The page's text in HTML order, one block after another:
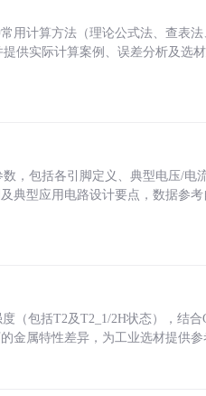
用计算方法（理论公式法、查表
供实际计算案例、误差分析及选
，包括各引脚定义、典型电压/
典型应用电路设计要点，数据参
（包括T2及T2_1/2H状态），结
金属特性差异，为工业选材提供参